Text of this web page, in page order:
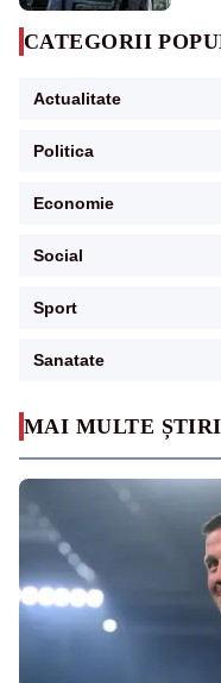
MAI MULTE
CATEGORII
Actualitate
Politica
Economie
Social
Sport
Sanatate